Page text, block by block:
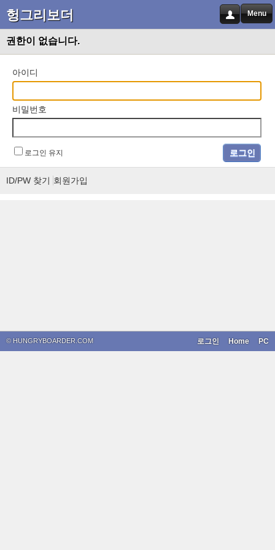
헝그리보더 Menu
권한이 없습니다.
아이디
비밀번호
로그인 유지
ID/PW 찾기 회원가입
© HUNGRYBOARDER.COM PC
Home
로그인